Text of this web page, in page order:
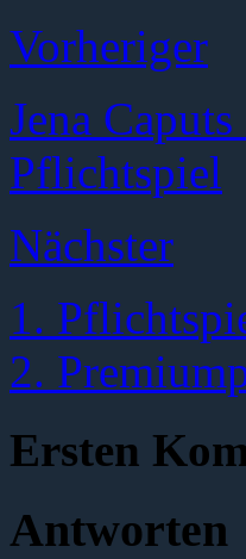
Vorheriger
Jena
Pflichtspiel
Nächster
1.
2.
Ersten
Antworten